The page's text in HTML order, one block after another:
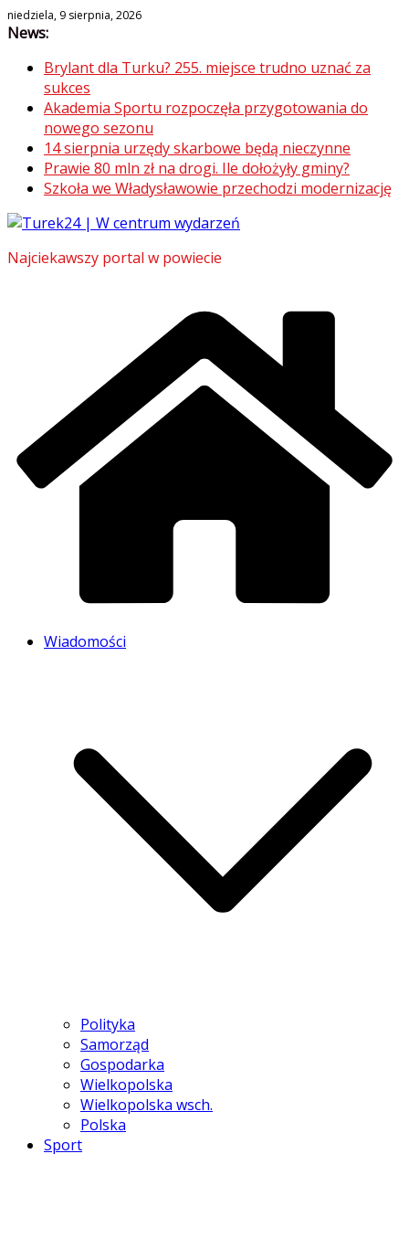
Skip
to
niedziela, 9 sierpnia, 2026
News:
Brylant dla Turku? 255. miejsce trudno uznać za
sukces
Akademia Sportu rozpoczęła przygotowania do
nowego sezonu
14 sierpnia urzędy skarbowe będą nieczynne
Prawie 80 mln zł na drogi. Ile dołożyły gminy?
Szkoła we Władysławowie przechodzi modernizację
Najciekawszy portal w powiecie
Wiadomości
Polityka
Samorząd
Gospodarka
Wielkopolska
Wielkopolska wsch.
Polska
Sport